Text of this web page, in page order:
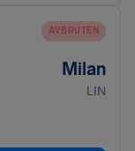
AVBRUTEN
Milan
LIN